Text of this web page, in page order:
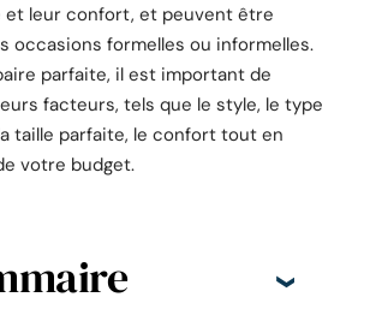
et leur confort, et peuvent être
occasions formelles ou informelles.
parfaite, il est important de
facteurs, tels que le style, le type
taille parfaite, le confort tout en
votre budget.